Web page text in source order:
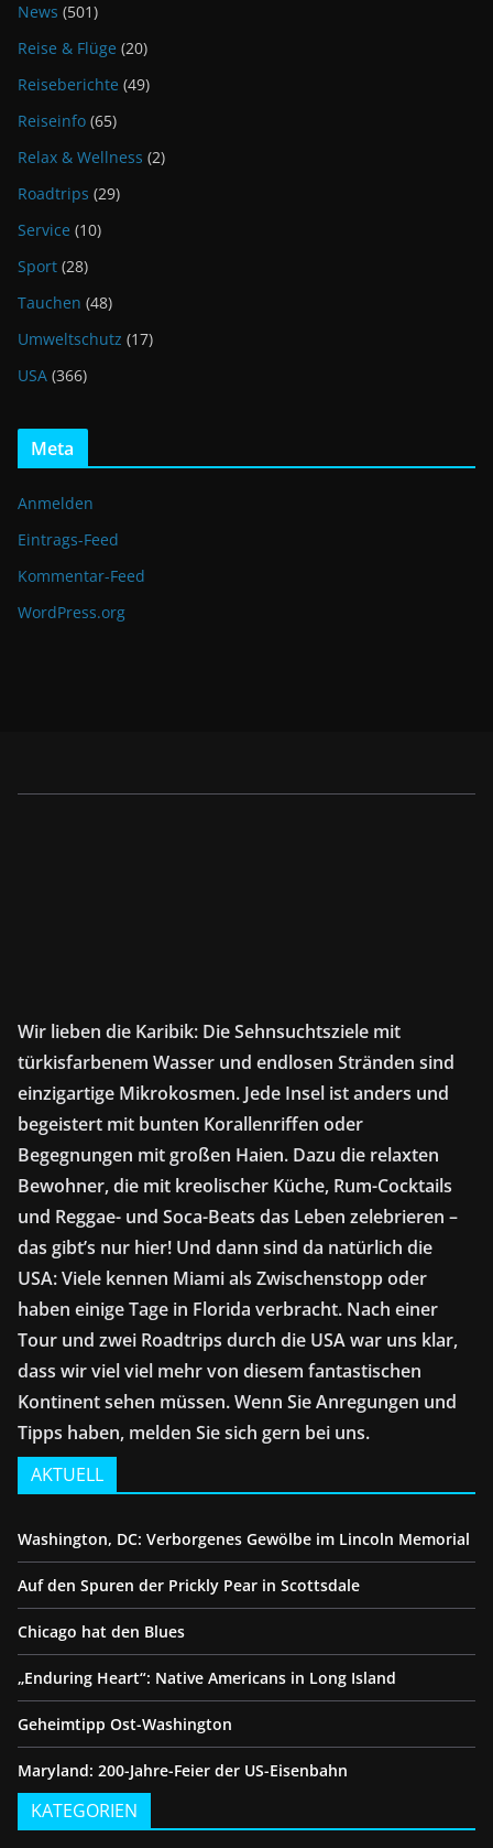
News (501)
Reise & Flüge (20)
Reiseberichte (49)
Reiseinfo (65)
Relax & Wellness (2)
Roadtrips (29)
Service (10)
Sport (28)
Tauchen (48)
Umweltschutz (17)
USA (366)
Meta
Anmelden
Eintrags-Feed
Kommentar-Feed
WordPress.org
Wir lieben die Karibik: Die Sehnsuchtsziele mit
türkisfarbenem Wasser und endlosen Stränden sind
einzigartige Mikrokosmen. Jede Insel ist anders und
begeistert mit bunten Korallenriffen oder
Begegnungen mit großen Haien. Dazu die relaxten
Bewohner, die mit kreolischer Küche, Rum-Cocktails
und Reggae- und Soca-Beats das Leben zelebrieren –
das gibt’s nur hier! Und dann sind da natürlich die
USA: Viele kennen Miami als Zwischenstopp oder
haben einige Tage in Florida verbracht. Nach einer
Tour und zwei Roadtrips durch die USA war uns klar,
dass wir viel viel mehr von diesem fantastischen
Kontinent sehen müssen. Wenn Sie Anregungen und
Tipps haben, melden Sie sich gern bei uns.
AKTUELL
Washington, DC: Verborgenes Gewölbe im Lincoln Memorial
Auf den Spuren der Prickly Pear in Scottsdale
Chicago hat den Blues
„Enduring Heart“: Native Americans in Long Island
Geheimtipp Ost-Washington
Maryland: 200-Jahre-Feier der US-Eisenbahn
KATEGORIEN